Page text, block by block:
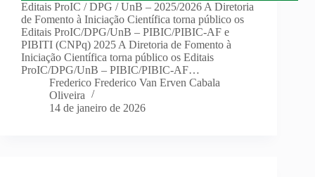
Editais ProIC / DPG / UnB – 2025/2026 A Diretoria
de Fomento à Iniciação Científica torna público os
Editais ProIC/DPG/UnB – PIBIC/PIBIC-AF e
PIBITI (CNPq) 2025 A Diretoria de Fomento à
Iniciação Científica torna público os Editais
ProIC/DPG/UnB – PIBIC/PIBIC-AF…
Frederico Frederico Van Erven Cabala
Oliveira
14 de janeiro de 2026